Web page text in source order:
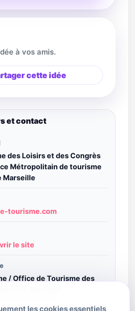
à vos amis.
cette idée
et contact
des Loisirs et des Congrès
Métropolitain de tourisme
Marseille
tourisme.com
le site
/ Office de Tourisme des
les cookies essentiels